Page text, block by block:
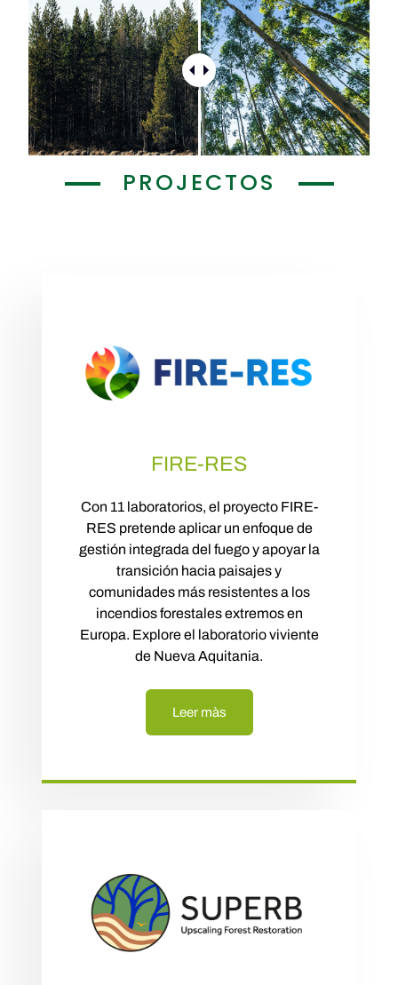
PROJECTOS
FIRE-RES
Con 11 laboratorios, el proyecto FIRE-
RES pretende aplicar un enfoque de
gestión integrada del fuego y apoyar la
transición hacia paisajes y
comunidades más resistentes a los
incendios forestales extremos en
Europa. Explore el laboratorio viviente
de Nueva Aquitania.
Leer màs